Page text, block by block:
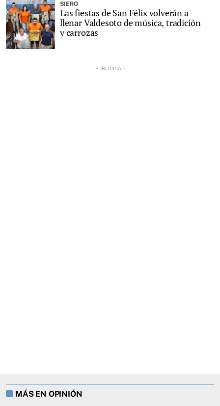
SIERO
Las fiestas de San Félix volverán a
llenar Valdesoto de música, tradición
y carrozas
MÁS EN OPINIÓN